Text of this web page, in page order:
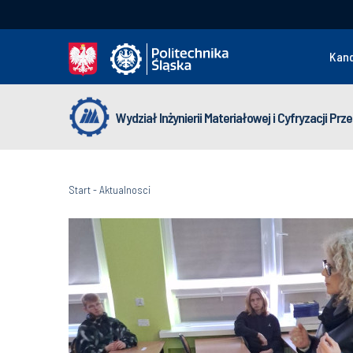
Wydział Inżynierii Materiałowej i Cyfryzacji
Start-Aktualnosci